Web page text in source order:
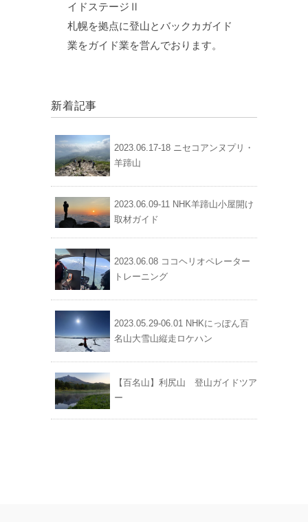
イドステージⅡ
札幌を拠点に登山とバックカガイド
業をガイド業を営んでおります。
新着記事
2023.06.17-18 ニセコアンヌプリ・
羊蹄山
2023.06.09-11 NHK羊蹄山小屋開け
取材ガイド
2023.06.08 ココヘリオペレーター
トレーニング
2023.05.29-06.01 NHKにっぽん百
名山大雪山縦走ロケハン
【百名山】利尻山 登山ガイドツア
ー